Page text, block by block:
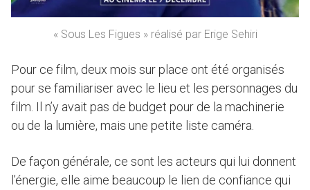
« Sous Les Figues » réalisé par Erige Sehiri
Pour ce film, deux mois sur place ont été organisés
pour se familiariser avec le lieu et les personnages du
film. Il n’y avait pas de budget pour de la machinerie
ou de la lumière, mais une petite liste caméra.
De façon générale, ce sont les acteurs qui lui donnent
l’énergie, elle aime beaucoup le lien de confiance qui